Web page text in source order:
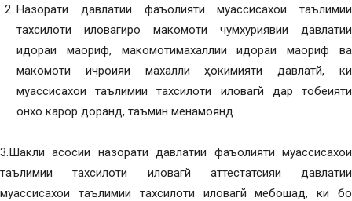
Назорати давлатии фаъолияти муассисахои таълимии
тахсилоти иловагиро макомоти чумхуриявии давлатии
идораи маориф, макомотимахаллии идораи маориф ва
макомоти ичроияи махалли ҳокимияти давлатй, ки
муассисахои таълимии тахсилоти иловагй дар тобеияти
онхо карор доранд, таъмин менамоянд.
3.Шакли асосии назорати давлатии фаъолияти муассисахои
таълимии тахсилоти иловагй аттестатсияи давлатии
муассисахои таълимии тахсилоти иловагй мебошад, ки бо